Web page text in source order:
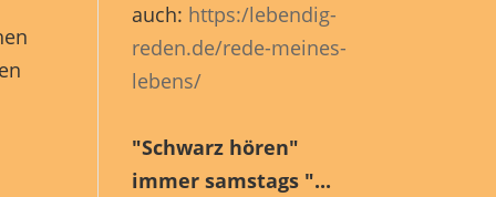
auch: https:/lebendig-
reden.de/rede-meines-
lebens/
"Schwarz hören"
immer samstags "...